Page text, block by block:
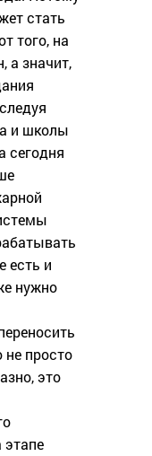
стать
того, на
а значит,
и школы
сегодня
есть и
нужно
не просто
это
этапе